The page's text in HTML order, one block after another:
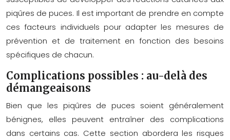
piqûres de puces. Il est important de prendre en compte
ces facteurs individuels pour adapter les mesures de
prévention et de traitement en fonction des besoins
spécifiques de chacun.
Complications possibles : au-delà des
démangeaisons
Bien que les piqûres de puces soient généralement
bénignes, elles peuvent entraîner des complications
dans certains cas. Cette section abordera les risques